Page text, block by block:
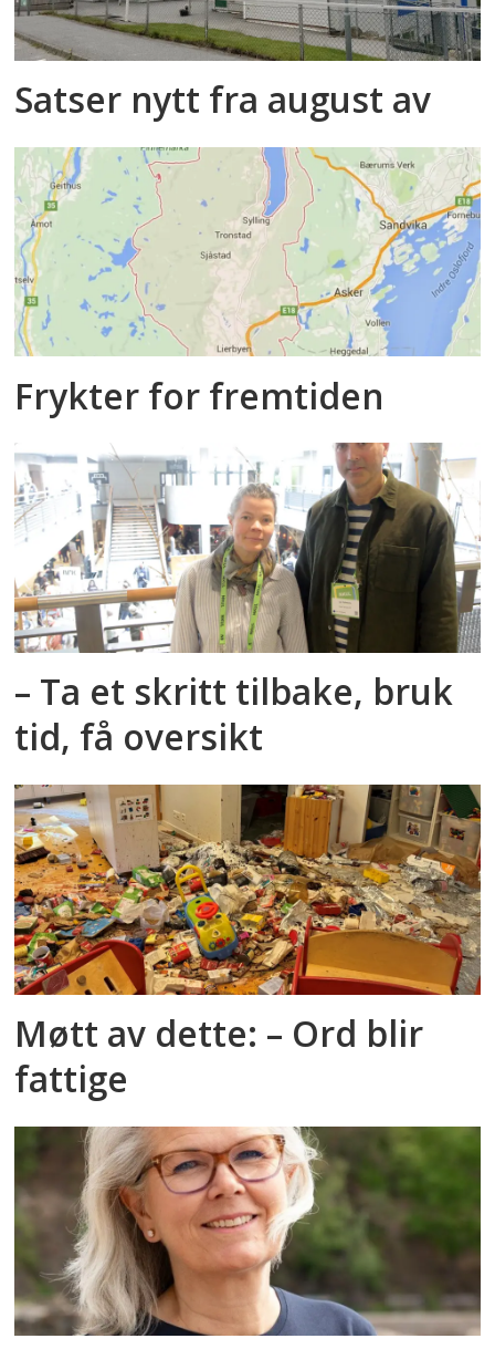
Satser nytt fra august av
Frykter for fremtiden
– Ta et skritt tilbake, bruk
tid, få oversikt
Møtt av dette: – Ord blir
fattige